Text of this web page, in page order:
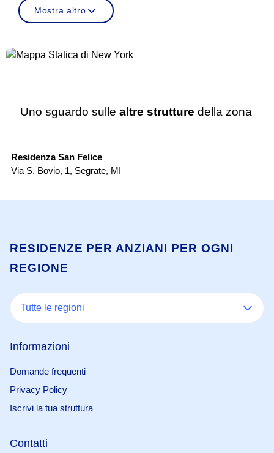
Mostra altro
Uno sguardo sulle altre strutture della zona
Residenza San Felice
Via S. Bovio, 1, Segrate, MI
RESIDENZE PER ANZIANI PER OGNI
REGIONE
Tutte le regioni
Informazioni
Domande frequenti
Privacy Policy
Iscrivi la tua struttura
Contatti